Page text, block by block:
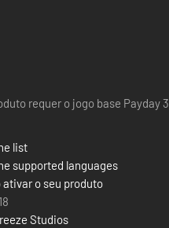
requer o jogo base Payday 3
list
supported languages
ativar o seu produto
Studios